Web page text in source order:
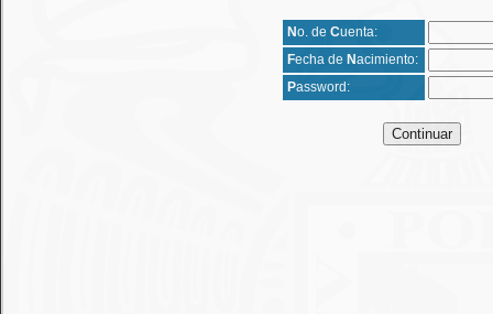
No. de Cuenta:
Fecha de Nacimiento:
Password: